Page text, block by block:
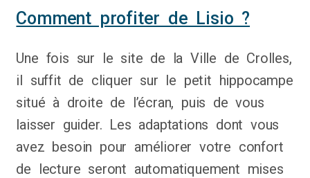
Comment profiter de Lisio ?
Une fois sur le site de la Ville de Crolles,
il suffit de cliquer sur le petit hippocampe
situé à droite de l’écran, puis de vous
laisser guider. Les adaptations dont vous
avez besoin pour améliorer votre confort
de lecture seront automatiquement mises